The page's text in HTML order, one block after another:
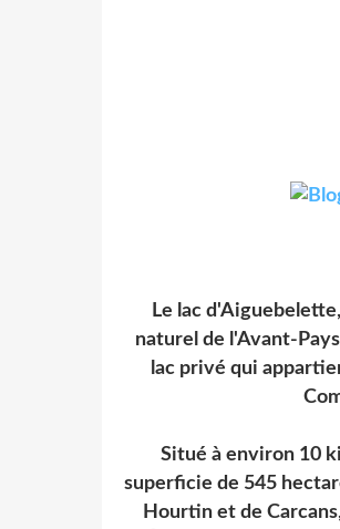
Le lac
naturel de l'Avant-
lac privé qui
Situé à environ 10
superficie de 545
Hourtin et de